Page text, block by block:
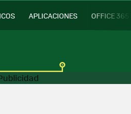
APLICACIONES OFFICE 365